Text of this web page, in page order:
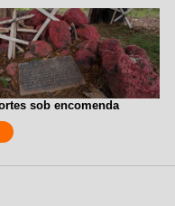
sob encomenda